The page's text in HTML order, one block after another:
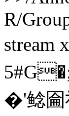
R/
�'鲶圇